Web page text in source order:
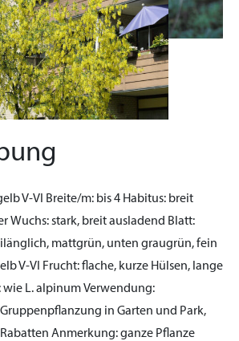
V-VI Breite/m: bis 4 Habitus: breit
Wuchs:stark, breit ausladend Blatt:
mattgrün, unten graugrün, fein
V-VI Frucht:flache, kurze Hülsen, lange
wie L. alpinumVerwendung:
in Garten und Park,
Anmerkung:ganze Pflanze